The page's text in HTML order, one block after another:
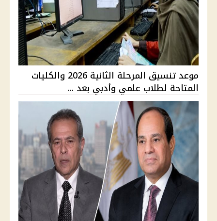
موعد تنسيق المرحلة الثانية 2026 والكليات
المتاحة لطلاب علمي وأدبي بعد ...